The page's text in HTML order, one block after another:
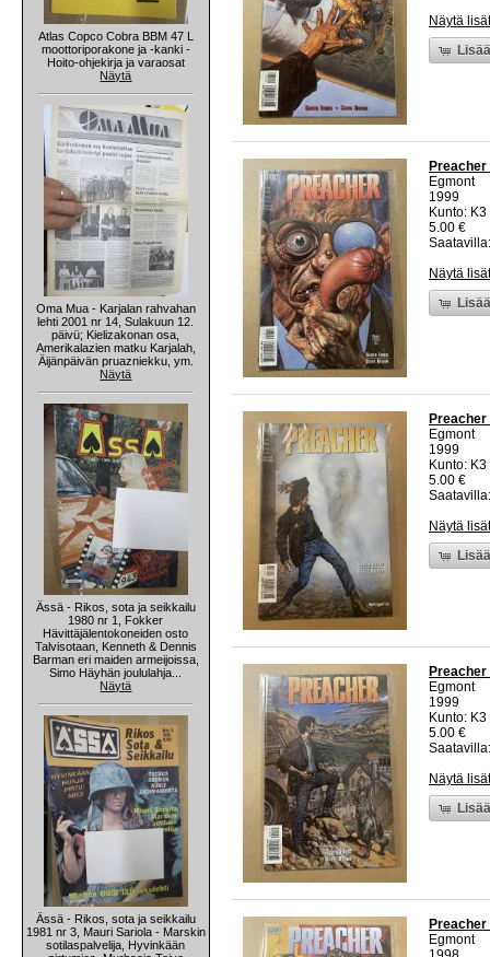
Atlas Copco Cobra BBM 47 L
moottoriporakone ja -kanki -
Hoito-ohjekirja ja varaosat
Näytä
Oma Mua - Karjalan rahvahan
lehti 2001 nr 14, Sulakuun 12.
päivü; Kielizakonan osa,
Amerikalazien matku Karjalah,
Äijänpäivän pruazniekku, ym.
Näytä
Ässä - Rikos, sota ja seikkailu
1980 nr 1, Fokker
Hävittäjälentokoneiden osto
Talvisotaan, Kenneth & Dennis
Barman eri maiden armeijoissa,
Simo Häyhän joululahja...
Näytä
Ässä - Rikos, sota ja seikkailu
1981 nr 3, Mauri Sariola - Marskin
sotilaspalvelija, Hyvinkään
Näytä
Egmont
1999
Kunto:
5.00 €
Näytä
Egmont
1999
Kunto:
5.00 €
Näytä
Egmont
1999
Kunto:
5.00 €
Näytä
Egmont